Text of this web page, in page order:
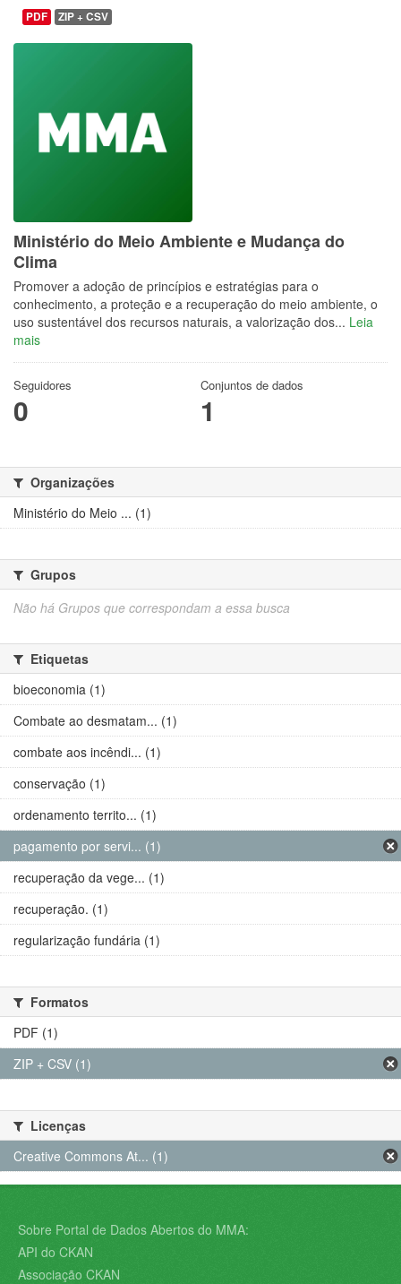
PDF ZIP + CSV
Ministério do Meio Ambiente e Mudança do
Clima
Promover a adoção de princípios e estratégias para o
conhecimento, a proteção e a recuperação do meio ambiente, o
uso sustentável dos recursos naturais, a valorização dos... Leia
mais
Seguidores
0
Conjuntos de dados
1
Organizações
Ministério do Meio ... (1)
Grupos
Não há Grupos que correspondam a essa busca
Etiquetas
bioeconomia (1)
Combate ao desmatam... (1)
combate aos incêndi... (1)
conservação (1)
ordenamento territo... (1)
pagamento por servi... (1)
recuperação da vege... (1)
recuperação. (1)
regularização fundária (1)
Formatos
PDF (1)
ZIP + CSV (1)
Licenças
Creative Commons At... (1)
Sobre Portal de Dados Abertos do MMA:
API do CKAN
Associação CKAN